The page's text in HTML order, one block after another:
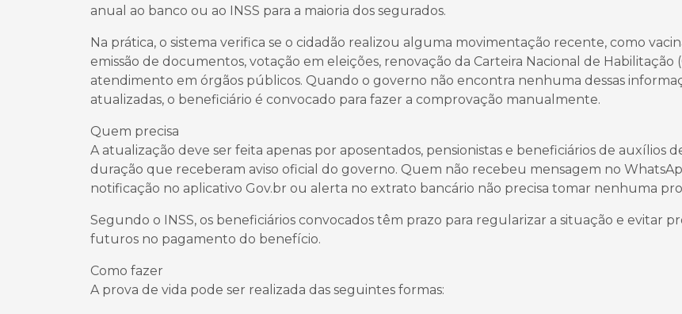
anual ao banco ou ao INSS para a maioria dos segurados.
Na prática, o sistema verifica se o cidadão realizou alguma movimentação recente, como
emissão de documentos, votação em eleições, renovação da Carteira Nacional de Habilitação
atendimento em órgãos públicos. Quando o governo não encontra nenhuma dessas
atualizadas, o beneficiário é convocado para fazer a comprovação manualmente.
Quem precisa
A atualização deve ser feita apenas por aposentados, pensionistas e beneficiários de auxílios
duração que receberam aviso oficial do governo. Quem não recebeu mensagem no
notificação no aplicativo Gov.br ou alerta no extrato bancário não precisa tomar nenhuma
Segundo o INSS, os beneficiários convocados têm prazo para regularizar a situação e evitar
futuros no pagamento do benefício.
Como fazer
A prova de vida pode ser realizada das seguintes formas: